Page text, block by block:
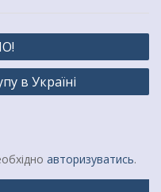
в Україні
авторизуватись.